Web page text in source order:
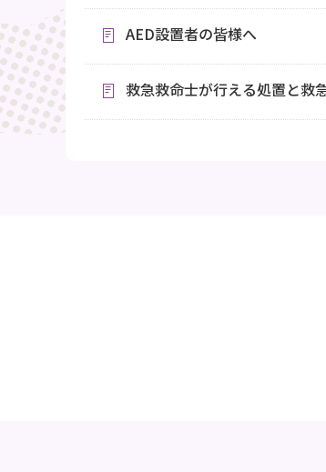
AED設置者の皆様へ
救急救命士が行える処置と救